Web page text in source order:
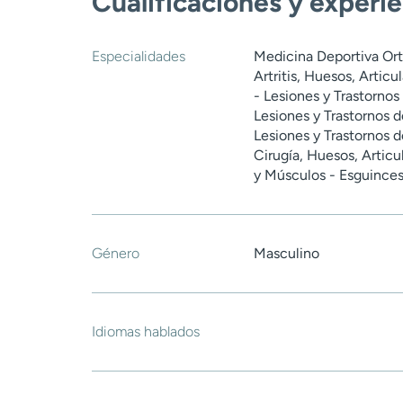
Especialidades
Medicina Deportiva
Artritis, Huesos,
- Lesiones y
Lesiones y Trastornos
Lesiones y Trastornos
Cirugía, Huesos,
y Músculos -
Género Masculino
Idiomas hablados